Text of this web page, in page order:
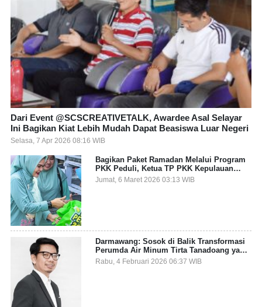
Dari Event @SCSCREATIVETALK, Awardee Asal Selayar
Ini Bagikan Kiat Lebih Mudah Dapat Beasiswa Luar Negeri
Selasa, 7 Apr 2026 08:16 WIB
Bagikan Paket Ramadan Melalui Program
PKK Peduli, Ketua TP PKK Kepulauan
Selayar: Puasa Adalah Ajang Melatih
Kepekaan Sosial
Jumat, 6 Maret 2026 03:13 WIB
Darmawang: Sosok di Balik Transformasi
Perumda Air Minum Tirta Tanadoang yang
Makin Inovatif
Rabu, 4 Februari 2026 06:37 WIB